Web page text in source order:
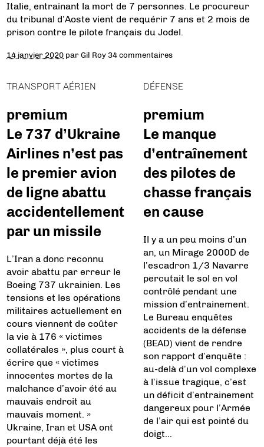
Italie, entrainant la mort de 7 personnes. Le procureur
du tribunal d’Aoste vient de requérir 7 ans et 2 mois de
prison contre le pilote français du Jodel.
14 janvier 2020 parGil Roy 34 commentaires
TRANSPORT AÉRIEN
premium
Le 737 d’Ukraine
Airlines n’est pas
le premier avion
de ligne abattu
accidentellement
par un missile
L’Iran a donc reconnu
avoir abattu par erreur le
Boeing 737 ukrainien. Les
tensions et les opérations
militaires actuellement en
cours viennent de coûter
la vie à 176 « victimes
collatérales », plus court à
écrire que « victimes
innocentes mortes de la
malchance d’avoir été au
mauvais endroit au
mauvais moment. »
Ukraine, Iran et USA ont
pourtant déjà été les
DÉFENSE
premium
Le manque
d’entraînement
des pilotes de
chasse français
en cause
Il y a un peu moins d’un
an, un Mirage 2000D de
l’escadron 1/3 Navarre
percutait le sol en vol
contrôlé pendant une
mission d’entrainement.
Le Bureau enquêtes
accidents de la défense
(BEAD) vient de rendre
son rapport d’enquête :
au-delà d’un vol complexe
à l’issue tragique, c’est
un déficit d’entrainement
dangereux pour l’Armée
de l’air qui est pointé du
doigt…